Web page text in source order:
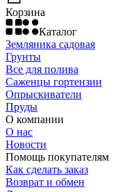
Корзина
Каталог
Земляника садовая
Грунты
Все для полива
Саженцы гортензии
Опрыскиватели
Пруды
О компании
О нас
Новости
Помощь покупателям
Как сделать заказ
Возврат и обмен